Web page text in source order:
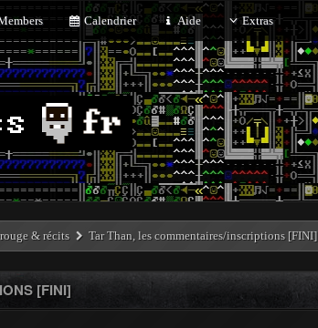
Calendrier Aide Extras
& récits Tar Than, les commentaires/inscriptions [FINI]
[FINI]